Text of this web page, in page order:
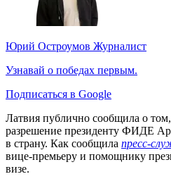
Юрий Остроумов Журналист
Узнавай о победах первым.
Подписаться в Google
Латвия публично сообщила о
разрешение президенту ФИДЕ
в страну. Как сообщила пресс-
вице-премьеру и помощнику
визе.